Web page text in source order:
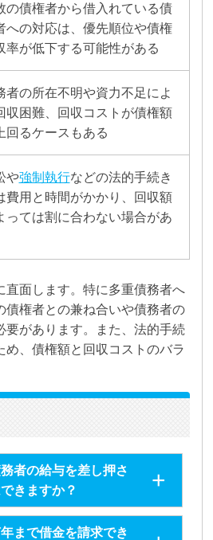
の債権者から借入れている債
への対応は、優先順位や債権
率が低下する可能性がある
者の所在不明や資力不足によ
収困難、回収コストが債権額
回るケースもある
や強制執行などの法的手続き
費用と時間がかかり、回収額
っては割に合わない場合があ
直面します。特に多重債務者へ
債権者との兼ね合いや債務者の
要があります。また、法的手続
め、債権額と回収コストのバラ
者の給与を差し押さ
きますか？
まで借金を請求でき